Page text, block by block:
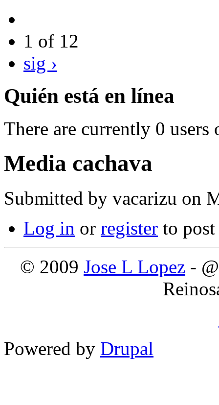
1 of 12
sig ›
Quién está en línea
There are currently 0 users
Media cachava
Submitted by vacarizu on
Log in or register to
© 2009 Jose L Lopez -
Powered by Drupal